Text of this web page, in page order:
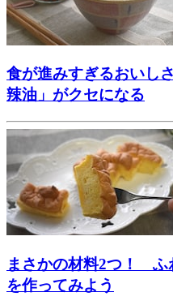
食が進みすぎるおい
辣油」がクセになる
まさかの材料2つ！ ふ
を作ってみよう